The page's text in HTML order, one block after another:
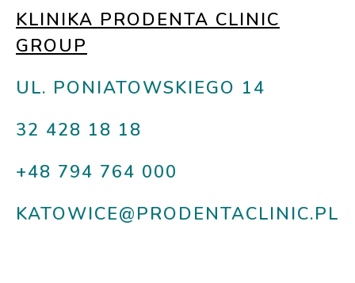
KLINIKA PRODENTA CLINIC
GROUP
UL. PONIATOWSKIEGO 14
32 428 18 18
+48 794 764 000
KATOWICE@PRODENTACLINIC.PL